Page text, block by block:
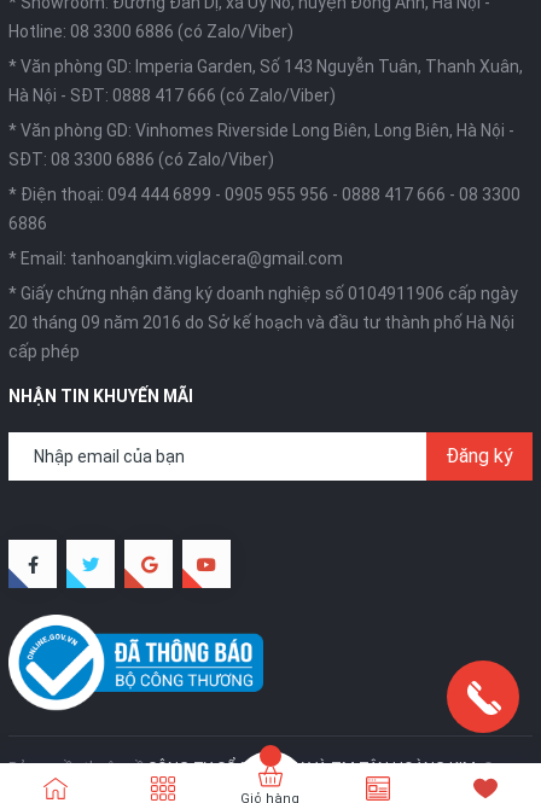
Hotline: 08 3300 6886 (có Zalo/Viber)
* Văn phòng GD: Imperia Garden, Số 143 Nguyễn Tuân, Thanh Xuân,
Hà Nội - SĐT: 0888 417 666 (có Zalo/Viber)
* Văn phòng GD: Vinhomes Riverside Long Biên, Long Biên, Hà Nội -
SĐT: 08 3300 6886 (có Zalo/Viber)
* Điện thoại: 094 444 6899 - 0905 955 956 - 0888 417 666 - 08 3300
6886
* Email: tanhoangkim.viglacera@gmail.com
* Giấy chứng nhận đăng ký doanh nghiệp số 0104911906 cấp ngày
20 tháng 09 năm 2016 do Sở kế hoạch và đầu tư thành phố Hà Nội
cấp phép
NHẬN TIN KHUYẾN MÃI
Đăng ký
Bản quyền thuộc vềCÔNG TY CỔ PHẦN SX VÀ TM TÂN HOÀNG KIM.Cung
cấp bởi
Giỏ hàng